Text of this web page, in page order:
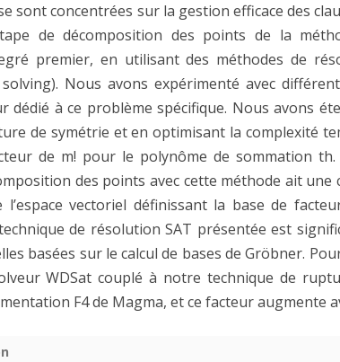
G.
Dequen,
‘A
SAT-
based
Approach
for
Index
on
sont concentrées sur la gestion efficace des
de décomposition des points de la
premier, en utilisant des méthodes de
Nous avons expérimenté avec
dédié à ce problème spécifique. Nous avons
de symétrie et en optimisant la complexité
de m! pour le polynôme de sommation
des points avec cette méthode ait
vectoriel définissant la base de
de résolution SAT présentée est
basées sur le calcul de bases de Gröbner.
WDSat couplé à notre technique de
F4 de Magma, et ce facteur augmente